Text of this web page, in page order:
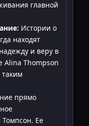
главной
Истории о
находят
и веру в
Alina Thompson
таким
прямо
Томпсон. Ее